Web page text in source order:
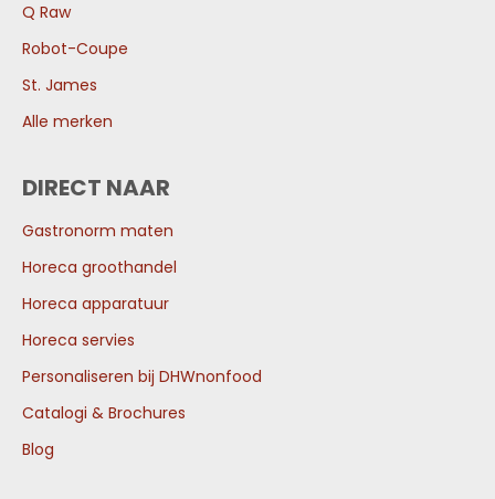
Q Raw
Robot-Coupe
St. James
Alle merken
DIRECT NAAR
Gastronorm maten
Horeca groothandel
Horeca apparatuur
Horeca servies
Personaliseren bij DHWnonfood
Catalogi & Brochures
Blog